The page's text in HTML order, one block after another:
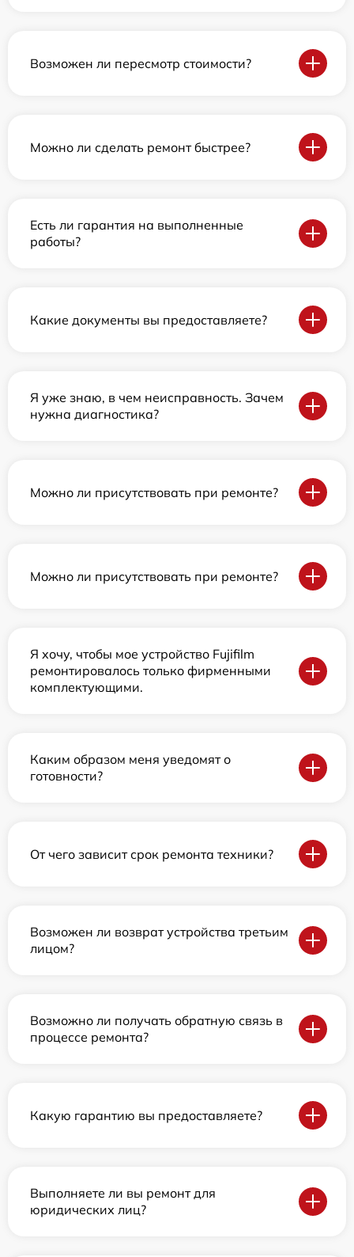
Возможен ли пересмотр стоимости?
Можно ли сделать ремонт быстрее?
Есть ли гарантия на выполненные
работы?
Какие документы вы предоставляете?
Я уже знаю, в чем неисправность. Зачем
нужна диагностика?
Можно ли присутствовать при ремонте?
Можно ли присутствовать при ремонте?
Я хочу, чтобы мое устройство Fujifilm
ремонтировалось только фирменными
комплектующими.
Каким образом меня уведомят о
готовности?
От чего зависит срок ремонта техники?
Возможен ли возврат устройства третьим
лицом?
Возможно ли получать обратную связь в
процессе ремонта?
Какую гарантию вы предоставляете?
Выполняете ли вы ремонт для
юридических лиц?